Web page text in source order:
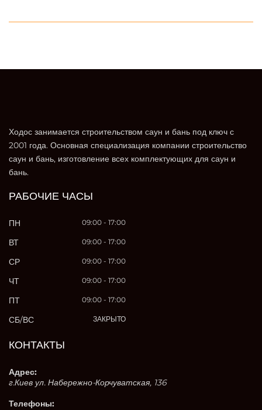
Ходос занимается строительством саун и бань под ключ с
2001 года. Основная специализация компании строительство
саун и бань, изготовление всех комплектующих для саун и
бань.
РАБОЧИЕ ЧАСЫ
ПН 09:00 - 17:00
ВТ 09:00 - 17:00
СР 09:00 - 17:00
ЧТ 09:00 - 17:00
ПТ 09:00 - 17:00
СБ/ВС ЗАКРЫТО
КОНТАКТЫ
Адрес:
г.Киев ул. Набережно-Корчуватская, 136
Телефоны: